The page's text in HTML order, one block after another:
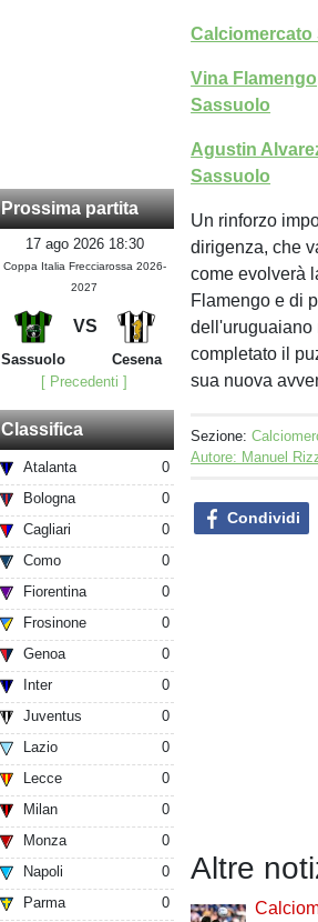
Prossima partita
17 ago 2026 18:30
Coppa Italia Frecciarossa 2026-
2027
VS
Sassuolo
Cesena
[ Precedenti ]
Classifica
Atalanta
0
Bologna
0
Cagliari
0
Como
0
Fiorentina
0
Frosinone
0
Genoa
0
Inter
0
Juventus
0
Lazio
0
Lecce
0
Milan
0
Monza
0
Napoli
0
Parma
0
Calciomercato
Vina
Sassuolo
Agustin
Sassuolo
Un rinforzo
dirigenza, che
come evolverà
Flamengo e di
dell'uruguaiano
completato il
sua nuova
Sezione:
Autore: Manuel
Condividi
Altre